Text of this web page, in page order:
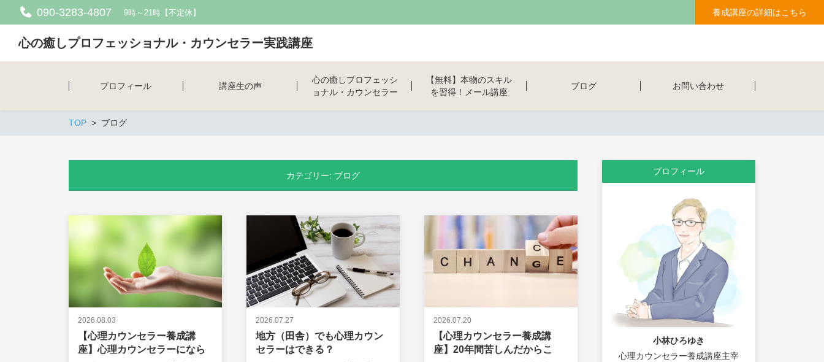
090-3283-4807 9時～21時【不定休】 養成講座の詳細はこちら
心の癒しプロフェッショナル・カウンセラー実践講座
プロフィール 講座生の声
心の癒しプロフェッシ
ョナル・カウンセラー
【無料】本物のスキル
を習得！メール講座
ブログ お問い合わせ
TOP ブログ
カテゴリー: ブログ
2026.08.03
【心理カウンセラー養成講
座】心理カウンセラーになら
2026.07.27
地方（田舎）でも心理カウン
セラーはできる？
2026.07.20
【心理カウンセラー養成講
座】20年間苦しんだからこ
プロフィール
小林ひろゆき
心理カウンセラー養成講座主宰